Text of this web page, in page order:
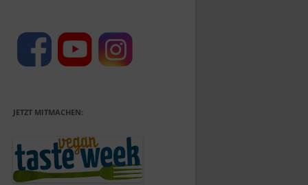
JETZT MITMACHEN: